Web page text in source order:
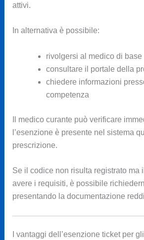
attivi.
In alternativa è possibile:
rivolgersi al medico di base
consultare il portale della
chiedere informazioni
competenza
Il medico curante può verificare
l’esenzione è presente nel sistema
prescrizione.
Se il codice non risulta registrato ma
avere i requisiti, è possibile
presentando la documentazione
I vantaggi dell’esenzione ticket per